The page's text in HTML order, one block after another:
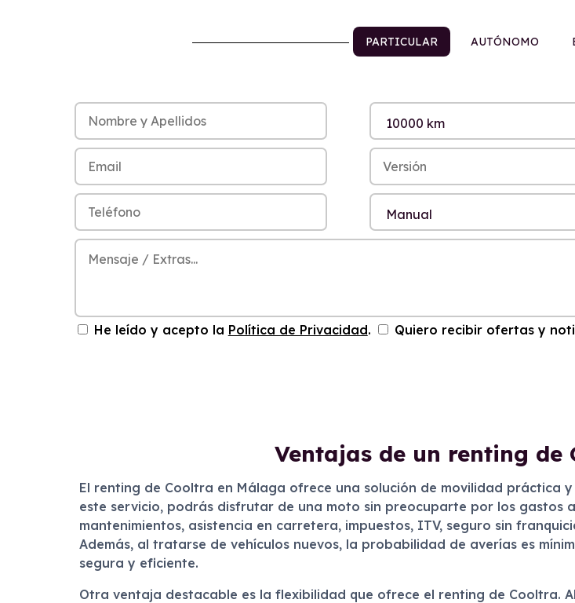
PARTICULAR AUTÓNOMO
He leído y acepto la Política de Privacidad. Quiero recibir ofertas y
Ventajas de un renting de
El renting de Cooltra en Málaga ofrece una solución de movilidad práctica
este servicio, podrás disfrutar de una moto sin preocuparte por los gastos
mantenimientos, asistencia en carretera, impuestos, ITV, seguro sin
Además, al tratarse de vehículos nuevos, la probabilidad de averías es
segura y eficiente.
Otra ventaja destacable es la flexibilidad que ofrece el renting de Cooltra.